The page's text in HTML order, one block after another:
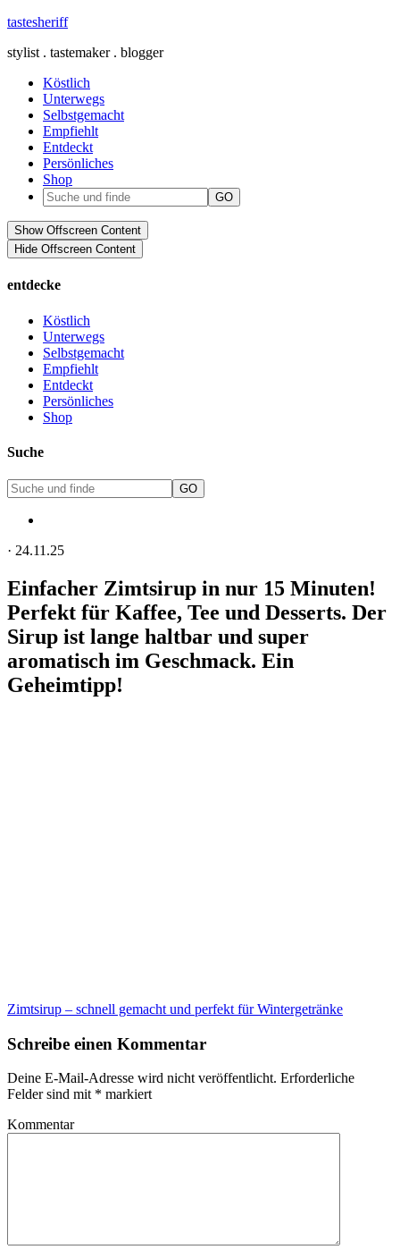
tastesheriff
stylist . tastemaker . blogger
Köstlich
Unterwegs
Selbstgemacht
Empfiehlt
Entdeckt
Persönliches
Shop
Show Offscreen Content
Hide Offscreen Content
entdecke
Köstlich
Unterwegs
Selbstgemacht
Empfiehlt
Entdeckt
Persönliches
Shop
Suche
· 24.11.25
Einfacher Zimtsirup in nur 15 Minuten!
Perfekt für Kaffee, Tee und Desserts. Der
Sirup ist lange haltbar und super
aromatisch im Geschmack. Ein
Geheimtipp!
Zimtsirup – schnell gemacht und perfekt für Wintergetränke
Schreibe einen Kommentar
Deine E-Mail-Adresse wird nicht veröffentlicht. Erforderliche
Felder sind mit * markiert
Kommentar